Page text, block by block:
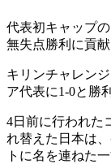
代表初キャップ
無失点勝利に貢
キリンチャレン
ア代表に1-0と勝
4日前に行われた
れ替えた日本は
トに名を連ねた